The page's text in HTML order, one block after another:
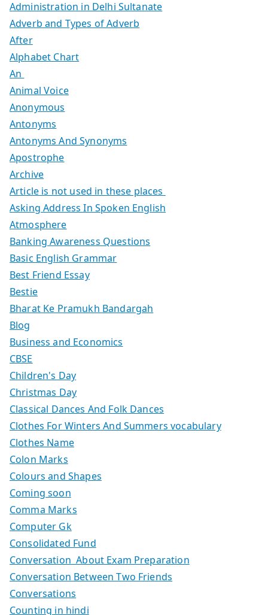
Administration in Delhi Sultanate
Adverb and Types of Adverb
After
Alphabet Chart
An
Animal Voice
Anonymous
Antonyms
Antonyms And Synonyms
Apostrophe
Archive
Article is not used in these places
Asking Address In Spoken English
Atmosphere
Banking Awareness Questions
Basic English Grammar
Best Friend Essay
Bestie
Bharat Ke Pramukh Bandargah
Blog
Business and Economics
CBSE
Children's Day
Christmas Day
Classical Dances And Folk Dances
Clothes For Winters And Summers vocabulary
Clothes Name
Colon Marks
Colours and Shapes
Coming soon
Comma Marks
Computer Gk
Consolidated Fund
Conversation About Exam Preparation
Conversation Between Two Friends
Conversations
Counting in hindi